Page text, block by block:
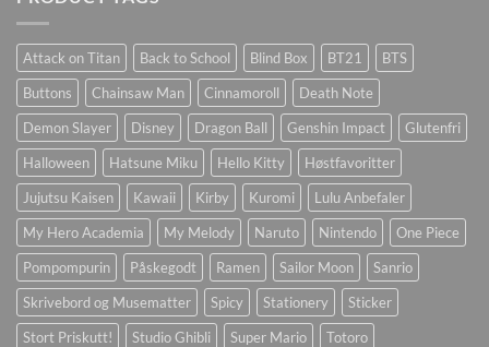
Attack on Titan Back to School Blind Box BT21
BTS
Buttons
Chainsaw Man Cinnamoroll
Death Note
Demon Slayer
Disney Dragon Ball Genshin Impact
Glutenfri
Halloween
Hatsune Miku Hello Kitty
Høstfavoritter
Jujutsu Kaisen
Kawaii Kirby Kuromi
Lulu Anbefaler
My Hero Academia
My Melody Naruto Nintendo
One Piece
Pompompurin
Påskegodt Ramen Sailor Moon
Sanrio
Skrivebord og Musematter
Spicy Stationery
Sticker
Stort Priskutt!
Studio Ghibli Super Mario
Totoro